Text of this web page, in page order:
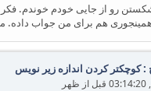
رو از جایی خودم خوندم. فکر
همینجوری هم برای من جواب
: کوچکتر کردن اندازه زیر نویس